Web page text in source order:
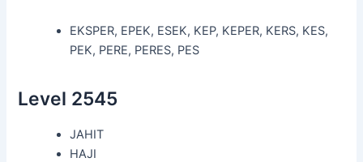
EKSPER, EPEK, ESEK, KEP, KEPER, KERS, KES,
PEK, PERE, PERES, PES
Level 2545
JAHIT
HAJI